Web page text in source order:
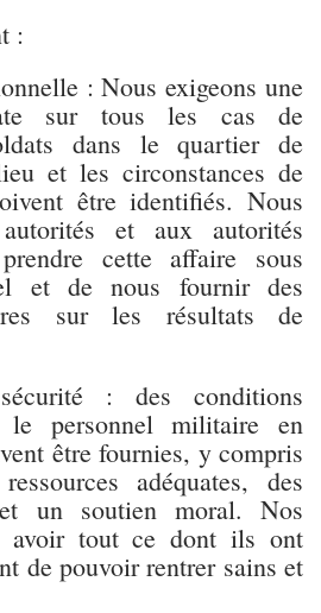
:
: Nous exigeons une
sur tous les cas de
dans le quartier de
et les circonstances de
être identifiés. Nous
et aux autorités
cette affaire sous
et de nous fournir des
sur les résultats de
: des conditions
le personnel militaire en
être fournies, y compris
adéquates, des
un soutien moral. Nos
avoir tout ce dont ils ont
de pouvoir rentrer sains et